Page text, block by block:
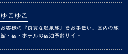
ゆこゆこ
お客様の『良質な温泉旅』をお手伝い。国内の旅
館・宿・ホテルの宿泊予約サイト